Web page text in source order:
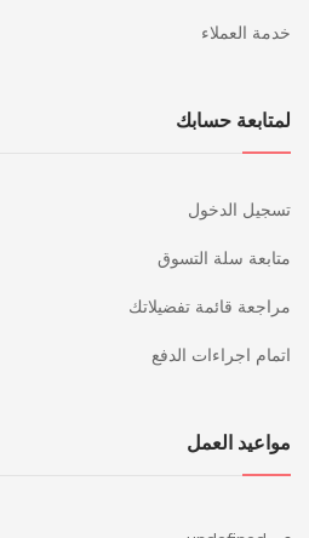
خدمة العملاء
لمتابعة حسابك
تسجيل الدخول
متابعة سلة التسوق
مراجعة قائمة تفضيلاتك
اتمام اجراءات الدفع
مواعيد العمل